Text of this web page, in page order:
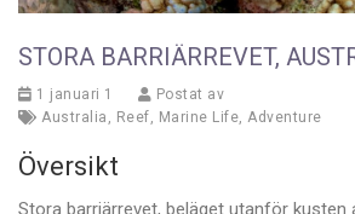
STORA BARRIÄRREVET,
1 januari 1
Postat av
Australia , Reef, Marine Life, Adventure
Översikt
Stora barriärrevet, beläget utanför kusten